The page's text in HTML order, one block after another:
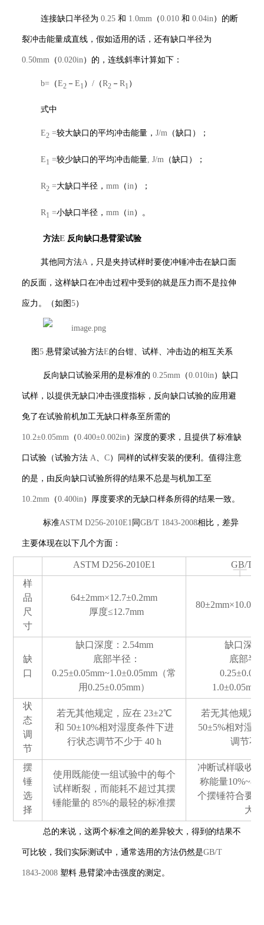
连接缺口半径为 0.25和 1.0mm （0.010和 0.04in ）的断
裂冲击能量成直线，假如适用的话，还有缺口半径为
0.50mm （0.020in ）的，连线斜率计算如下：
b= （E2 －E1 ）/ （R2 －R1 ）
式中
E2 =较大缺口的平均冲击能量，J/m （缺口）；
E1 =较少缺口的平均冲击能量, J/m （缺口）；
R2 =大缺口半径，mm （in ）；
R1 =小缺口半径，mm （in ）。
方法E 反向缺口悬臂梁试验
其他同方法A ，只是夹持试样时要使冲锤冲击在缺口面
的反面，这样缺口在冲击过程中受到的就是压力而不是拉伸
应力。（如图5）
图 5 悬臂梁试验方法E的台钳、试样、冲击边的相互关系
反向缺口试验采用的是标准的 0.25mm （0.010in ）缺口
试样，以提供无缺口冲击强度指标，反向缺口试验的应用避
免了在试验前机加工无缺口样条至所需的
10.2±0.05mm （0.400±0.002in ）深度的要求，且提供了标准缺
口试验（试验方法 A 、C）同样的试样安装的便利。值得注意
的是，由反向缺口试验所得的结果不总是与机加工至
10.2mm （0.400in ）厚度要求的无缺口样条所得的结果一致。
标准ASTM D256-2010E1 同GB/T 1843-2008相比，差异
主要体现在以下几个方面：
+
ASTM D256-2010E1
GB/T
样
品
尺
寸
64±2mm×12.7±0.2mm
厚度≤12.7mm
缺
口
缺口深度： 2.54mm
底部半径：
0.25±0.05mm~1.0±0.05mm （常
用0.25±0.05mm）
缺口深度
底部半
1.0±0.05mm
状
态
调
节
若无其他规定，应在 23±2℃
和 50±10%相对湿度条件下进
行状态调节不少于40 h
若无其他规定
50±5%相对湿
调节不
摆
锤
选
择
使用既能使一组试验中的每个
试样断裂，而能耗不超过其摆
锤能量的 85%的最轻的标准摆
冲断试样吸收
称能量
个摆锤符合要
大
总的来说，这两个标准之间的差异较大，得到的结果不
可比较，我们实际测试中，通常选用的方法仍然是GB/T
1843-2008 塑料 悬臂梁冲击强度的测定。